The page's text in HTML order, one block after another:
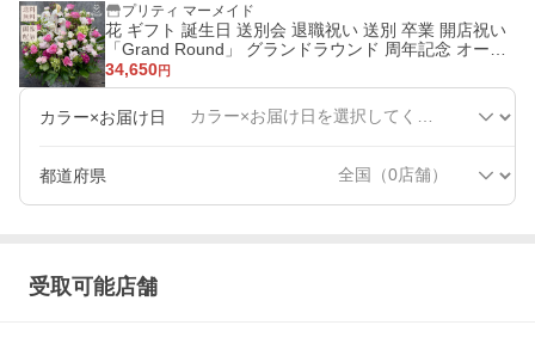
プリティ マーメイド
花 ギフト 誕生日 送別会 退職祝い 送別 卒業 開店祝い
「Grand Round」 グランドラウンド 周年記念 オーダ
ーメイド豪華 アレンジ 送料無料
34,650円
カラー×お届け日
都道府県
受取可能店舗